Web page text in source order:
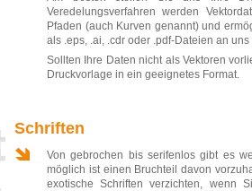
Veredelungsverfahren werden
Pfaden (auch Kurven genannt) und
als .eps, .ai, .cdr oder .pdf-Dateien an
Sollten Ihre Daten nicht als Vektoren
Druckvorlage in ein geeignetes Format.
Schriften
Von gebrochen bis serifenlos gibt es
möglich ist einen Bruchteil davon
exotische Schriften verzichten, wenn